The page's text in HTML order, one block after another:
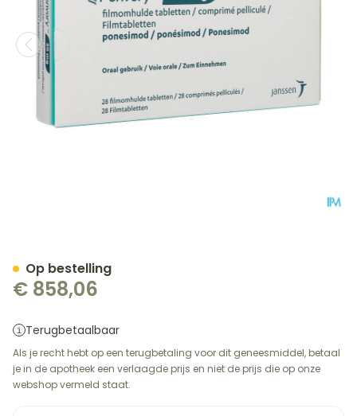
€ 858,06
Terugbetaalbaar
Als je recht hebt op een terugbetaling voor dit geneesmiddel, betaal
je in de apotheek een verlaagde prijs en niet de prijs die op onze
webshop vermeld staat.
Op bestelling